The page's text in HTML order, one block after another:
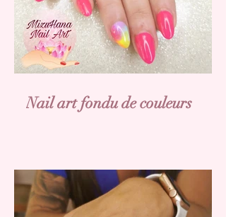
Nail art fondu de couleurs